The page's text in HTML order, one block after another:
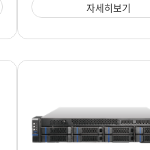
자세히보기